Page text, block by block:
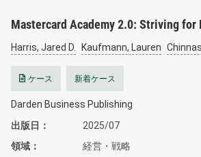
Mastercard Academy 2.0: Striving for
Harris, Jared D. Kaufmann, Lauren
ケース 新着ケース
Darden Business Publishing
出版日
2025/07
領域
経営・戦略